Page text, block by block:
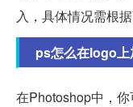
入，具体情况需根
ps怎么在logo上
在Photoshop中，